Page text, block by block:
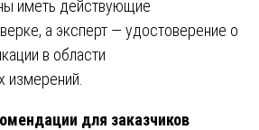
иметь действующие
а эксперт — удостоверение о
в области
измерений.
для заказчиков